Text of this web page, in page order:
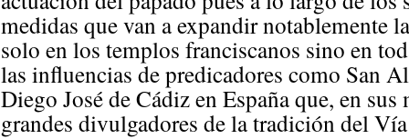
medidas que van a expandir notablemente
solo en los templos franciscanos sino en
las influencias de predicadores como San
Diego José de Cádiz en España que, en
grandes divulgadores de la tradición del